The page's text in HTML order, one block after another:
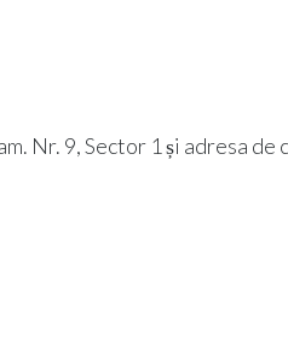
Nr. 9, Sector 1 și adresa de